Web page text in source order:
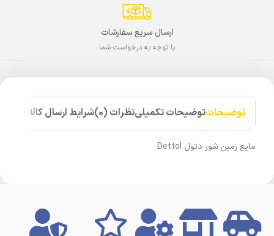
ارسال سریع سفارشات
با توجه به درخواست شما
توضیحاتتوضیحات تکمیلینظرات (0) شرایط ارسال کالا
مایع زمین شور دتول Dettol